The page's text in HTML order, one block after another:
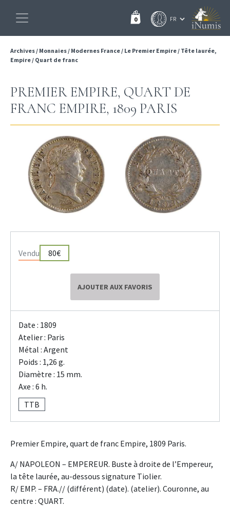
0
Archives/ Monnaies/ Modernes France/ Le Premier Empire/ Tête laurée,
Empire/ Quart de franc
PREMIER EMPIRE, QUART DE
FRANC EMPIRE, 1809 PARIS
Vendu 80€
AJOUTER AUX FAVORIS
Date : 1809
Atelier : Paris
Métal : Argent
Poids : 1,26 g.
Diamètre : 15 mm.
Axe : 6 h.
TTB
Premier Empire, quart de franc Empire, 1809 Paris.
A/ NAPOLEON – EMPEREUR. Buste à droite de l’Empereur,
la tête laurée, au-dessous signature Tiolier.
R/ EMP. – FRA.// (différent) (date). (atelier). Couronne, au
centre : QUART.